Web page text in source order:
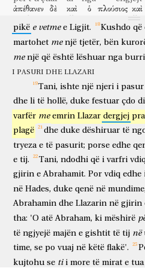
ἀπέθανεν δὲ καὶ ὁ πλούσιος καὶ
ᾍδῃ
Hadesin
ἐπάρας
duke ngritur
τοὺς
sytë
mundime
ὁρᾷ
shikon
Ἀβραὰμ
Abrahamin nga
τοῖς κόλποις
gjirin
αὐτοῦ. καὶ
Ἀβραάμ,
Abraham
ἐλέησόν
mëshiro
με
mua
καὶ
dhe dërgo
ἄκρον
majën
τοῦ δακτύλου
e gishtit
αὐτοῦ
të tij
ὕδατος,
ujë
μου;
time
ὅτι
se
ὀδυνῶμαι ἐν τῇ φλογὶ
flakën
τέκνον,
o fëmijë
μνήσθητι
kujtohu
ὅτι
se
ἀπέλαβες
more
τὰ
σου, καὶ Λάζαρος ὁμοίως
παρακαλεῖται,
ngushëllohet
σὺ
ti
δὲ
por
ὀδυνᾶσαι.
vuan
μεταξὺ
midis nesh dhe jush
χάσμα
humnerë e
ὅπως
me qëllim që
οἱ
ata
θέλοντες
që dëshirojnë
μὴ
mos
δύνωνται,
të munden
μηδὲ
dhe as
ἐκεῖθεν
prej aty te
është më e lehtë të kalojnë qielli
pikë e vetme e Ligjit. Kushdo që
martohet me një tjetër, bën
me një që është lëshuar nga
I PASURI DHE LLAZARI
Tani, ishte një njeri i pasur
dhe li të hollë, duke festuar çdo
varfër me emrin Llazar dergjej
plagë
dhe duke dëshiruar të
tryeza e të pasurit; porse edhe
e tij. Tani, ndodhi që i varfri
gjirin e Abrahamit. Por vdiq edhe
në Hades, duke qenë në mundime,
Abrahamin dhe Llazarin në gjirin
tha: 'O atë Abraham, ki mëshirë
të ngjyejë majën e gishtit të tij në
time, se po vuaj në këtë flakë'.
kujtohu se ti i more të mirat e tua